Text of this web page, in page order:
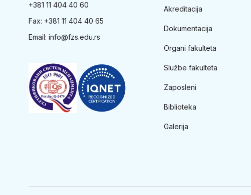
+381 11 404 40 60
Fax: +381 11 404 40 65
Email: info@fzs.edu.rs
Akreditacija
Dokumentacija
Organi fakulteta
Službe fakulteta
Zaposleni
Biblioteka
Galerija